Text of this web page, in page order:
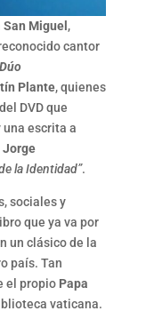
Miguel ,
cantor
Dúo
Plante, quienes
DVD que
escrita a
Jorge
la Identidad”.
sociales y
que ya va por
un clásico de la
país. Tan
el propio Papa
vaticana.